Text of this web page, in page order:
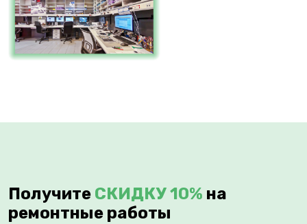
Получите СКИДКУ 10% на
ремонтные работы